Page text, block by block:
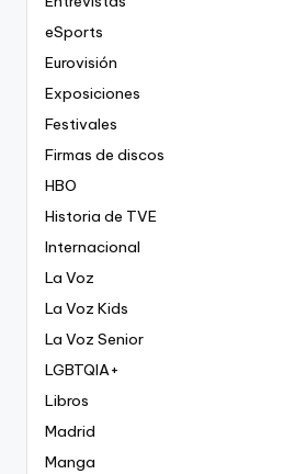
eSports
Eurovisión
Exposiciones
Festivales
Firmas de discos
HBO
Historia de TVE
Internacional
La Voz
La Voz Kids
La Voz Senior
LGBTQIA+
Libros
Madrid
Manga